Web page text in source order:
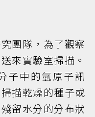
團隊，為了觀察
來實驗室掃描。
子中的氫原子訊
描乾燥的種子或
留水分的分布狀